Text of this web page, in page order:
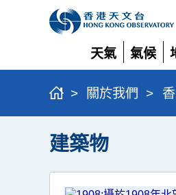
天氣
展
開
氣候
展
開
> 關於我們 >
建築物